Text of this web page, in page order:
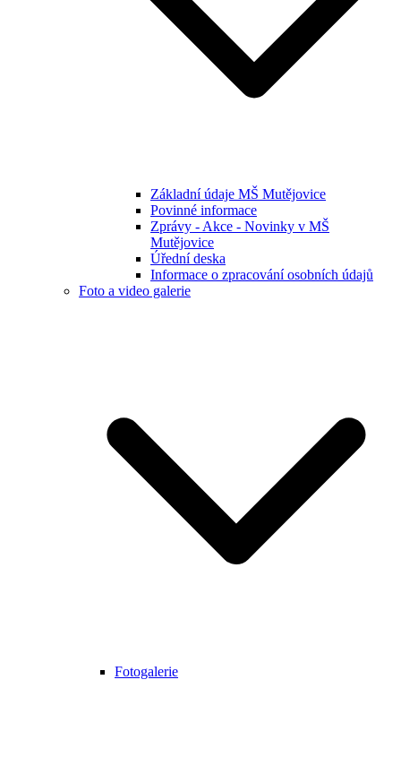
Základní údaje MŠ Mutějovice
Povinné informace
Zprávy - Akce - Novinky v MŠ
Mutějovice
Úřední deska
Informace o zpracování osobních údajů
Foto a video galerie
Fotogalerie